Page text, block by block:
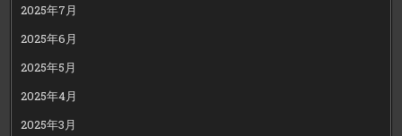
2025年7月
2025年6月
2025年5月
2025年4月
2025年3月